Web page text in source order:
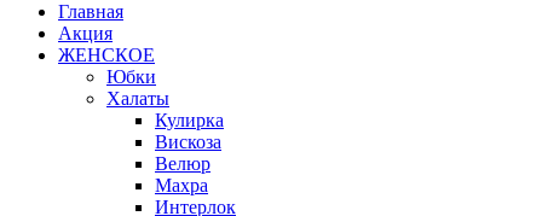
Главная
Акция
ЖЕНСКОЕ
Юбки
Халаты
Кулирка
Вискоза
Велюр
Махра
Интерлок